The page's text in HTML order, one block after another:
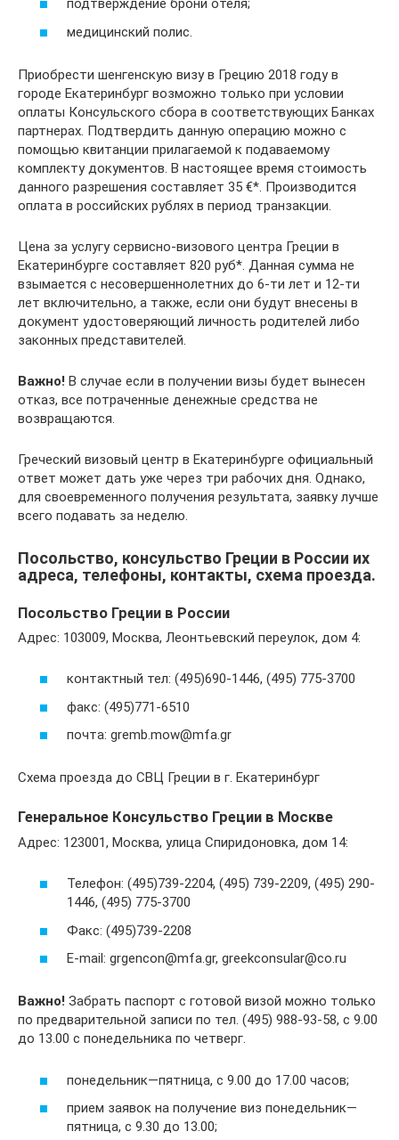
подтверждение брони отеля;
медицинский полис.
Приобрести шенгенскую визу в Грецию 2018 году в
городе Екатеринбург возможно только при условии
оплаты Консульского сбора в соответствующих Банках
партнерах. Подтвердить данную операцию можно с
помощью квитанции прилагаемой к подаваемому
комплекту документов. В настоящее время стоимость
данного разрешения составляет 35 €*. Производится
оплата в российских рублях в период транзакции.
Цена за услугу сервисно-визового центра Греции в
Екатеринбурге составляет 820 руб*. Данная сумма не
взымается с несовершеннолетних до 6-ти лет и 12-ти
лет включительно, а также, если они будут внесены в
документ удостоверяющий личность родителей либо
законных представителей.
Важно! В случае если в получении визы будет вынесен
отказ, все потраченные денежные средства не
возвращаются.
Греческий визовый центр в Екатеринбурге официальный
ответ может дать уже через три рабочих дня. Однако,
для своевременного получения результата, заявку лучше
всего подавать за неделю.
Посольство, консульство Греции в России их
адреса, телефоны, контакты, схема проезда.
Посольство Греции в России
Адрес: 103009, Москва, Леонтьевский переулок, дом 4:
контактный тел: (495)690-1446, (495) 775-3700
факс: (495)771-6510
почта: gremb.mow@mfa.gr
Схема проезда до СВЦ Греции в г. Екатеринбург
Генеральное Консульство Греции в Москве
Адрес: 123001, Москва, улица Спиридоновка, дом 14:
Телефон: (495)739-2204, (495) 739-2209, (495) 290-
1446, (495) 775-3700
Факс: (495)739-2208
E-mail: grgencon@mfa.gr, greekconsular@co.ru
Важно! Забрать паспорт с готовой визой можно только
по предварительной записи по тел. (495) 988-93-58, с 9.00
до 13.00 с понедельника по четверг.
понедельник—пятница, с 9.00 до 17.00 часов;
прием заявок на получение виз понедельник—
пятница, с 9.30 до 13.00;